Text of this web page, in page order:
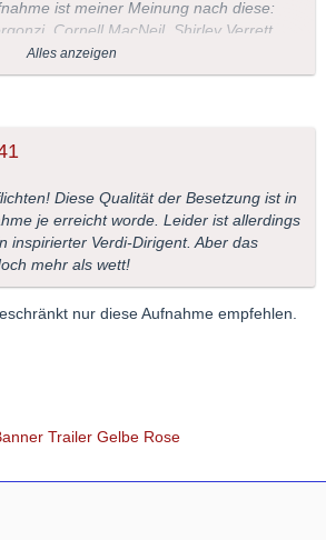
ist meiner Meinung nach diese:
Cornell MacNeil, Shirley Verrett,
und alle anderen Mitwirkenden sind
Alles anzeigen
Diese Qualität der Besetzung ist in
je erreicht worde. Leider ist allerdings
inspirierter Verdi-Dirigent. Aber das
mehr als wett!
nur diese Aufnahme empfehlen.